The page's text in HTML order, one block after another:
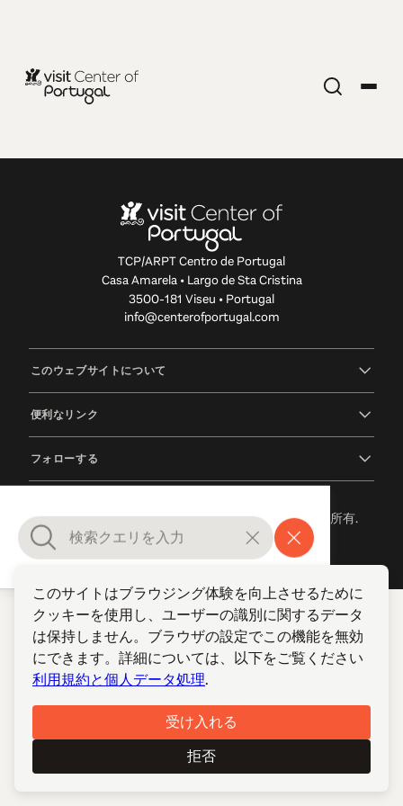
Edition 76 -
Belvederes
19.06.2023 • 02.07.2023
This edition will lead you across the most stunning
belvederes of Center of Portugal, placed at the heart
of absolutely incredible natural landscapes.
TCP/ARPT Centro de Portugal
Casa Amarela • Largo de Sta Cristina
3500-181 Viseu • Portugal
info@centerofportugal.com
このウェブサイトについて
便利なリンク
フォローする
© 2012-2026 TCP/ARPT Centro de Portugal. 全著作権所有.
Made byGOMO Digital
このサイトはブラウジング体験を向上させるために
クッキーを使用し、ユーザーの識別に関するデータ
は保持しません。ブラウザの設定でこの機能を無効
にできます。詳細については、以下をご覧ください
利用規約と個人データ処理.
受け入れる
拒否